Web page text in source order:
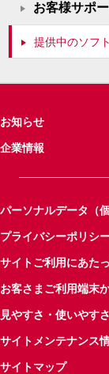
お客様サポ
提供中のソフ
お知らせ
企業情報
パーソナルデータ（
プライバシーポリシ
サイトご利用にあた
お客さまご利用端末
見やすさ・使いやす
サイトメンテナンス
サイトマップ